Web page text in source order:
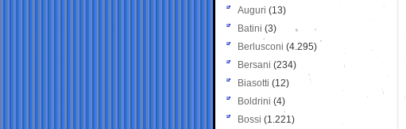
Auguri (13)
Batini (3)
Berlusconi (4.295)
Bersani (234)
Biasotti (12)
Boldrini (4)
Bossi (1.221)